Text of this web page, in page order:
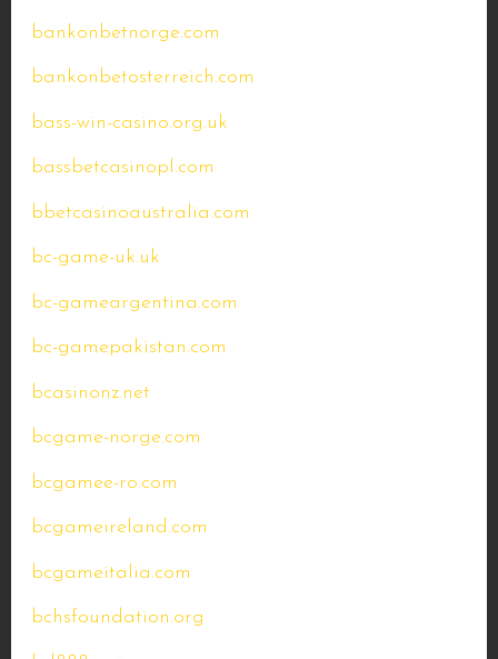
bankonbetnorge.com
bankonbetosterreich.com
bass-win-casino.org.uk
bassbetcasinopl.com
bbetcasinoaustralia.com
bc-game-uk.uk
bc-gameargentina.com
bc-gamepakistan.com
bcasinonz.net
bcgame-norge.com
bcgamee-ro.com
bcgameireland.com
bcgameitalia.com
bchsfoundation.org